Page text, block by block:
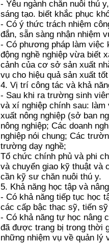
- Yêu ngành chăn nuôi thú
sáng tạo. biết khắc phục
- Có ý thức trách nhiệm
đắn, sẵn sàng nhận nhiệm
- Có phương pháp làm việc
động nghề nghiệp vừa biết
cảnh của cơ sở sản xuất
vụ cho hiệu quả sản xuất
4. Vị trí công tác và khả
- Sau khi ra trường sinh
và xí nghiệp chính sau:
xuất nông nghiệp (sở ban
nông nghiệp; Các doanh
nghiệp nói chung; Các
trường dạy nghề;
Tổ chức chính phủ và phi
và chuyển giao kỹ thuật và
cần kỹ sư chăn nuôi thú y.
5. Khả năng học tập và
- Có khả năng tiếp tục học
các cấp bậc thạc sỹ, tiến
- Có khả năng tự học nâng
đã được trang bị trong thời
những nhiệm vụ về quản lý